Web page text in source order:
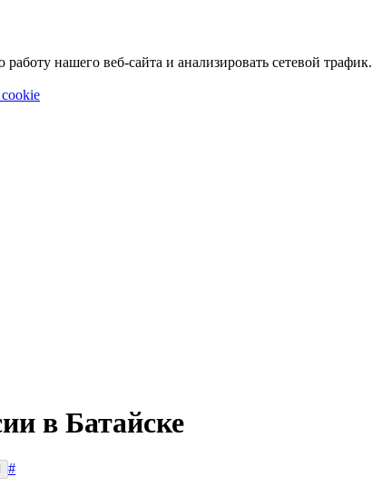
нашего веб-сайта и анализировать сетевой трафик.
в Батайске
#